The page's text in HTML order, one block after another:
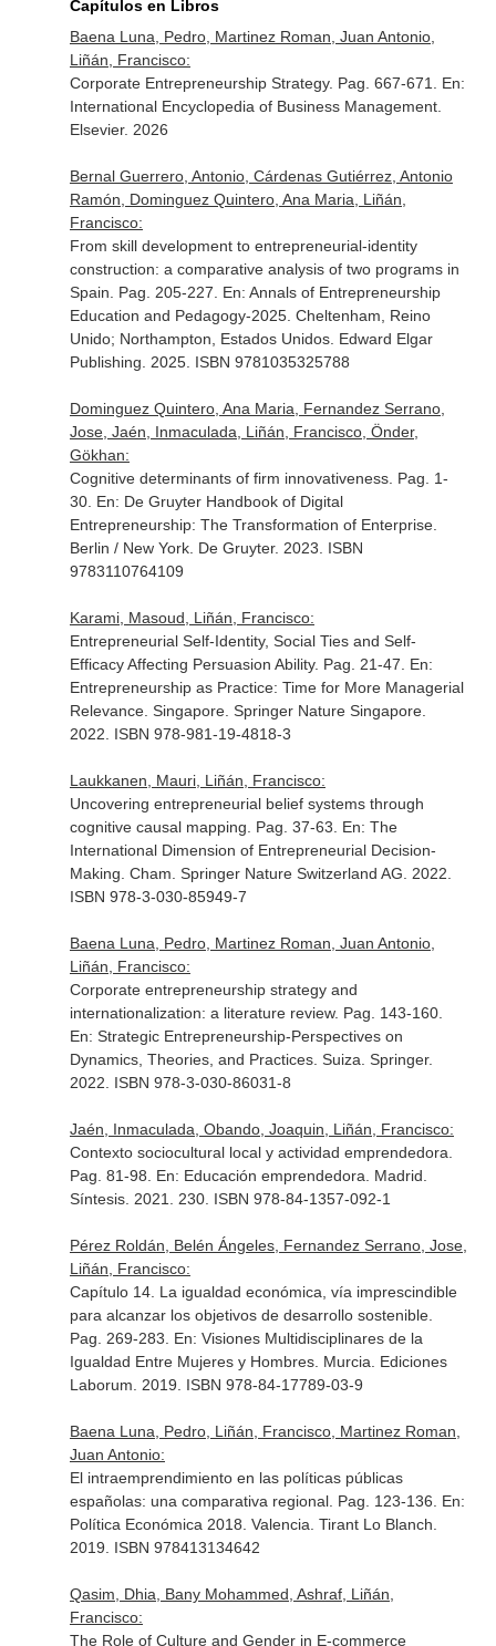
Capítulos en Libros
Baena Luna, Pedro, Martinez Roman, Juan Antonio,
Liñán, Francisco:
Corporate Entrepreneurship Strategy. Pag. 667-671. En:
International Encyclopedia of Business Management.
Elsevier. 2026
Bernal Guerrero, Antonio, Cárdenas Gutiérrez, Antonio
Ramón, Dominguez Quintero, Ana Maria, Liñán,
Francisco:
From skill development to entrepreneurial-identity
construction: a comparative analysis of two programs in
Spain. Pag. 205-227. En: Annals of Entrepreneurship
Education and Pedagogy-2025. Cheltenham, Reino
Unido; Northampton, Estados Unidos. Edward Elgar
Publishing. 2025. ISBN 9781035325788
Dominguez Quintero, Ana Maria, Fernandez Serrano,
Jose, Jaén, Inmaculada, Liñán, Francisco, Önder,
Gökhan:
Cognitive determinants of firm innovativeness. Pag. 1-
30. En: De Gruyter Handbook of Digital
Entrepreneurship: The Transformation of Enterprise.
Berlin / New York. De Gruyter. 2023. ISBN
9783110764109
Karami, Masoud, Liñán, Francisco:
Entrepreneurial Self-Identity, Social Ties and Self-
Efficacy Affecting Persuasion Ability. Pag. 21-47. En:
Entrepreneurship as Practice: Time for More Managerial
Relevance. Singapore. Springer Nature Singapore.
2022. ISBN 978-981-19-4818-3
Laukkanen, Mauri, Liñán, Francisco:
Uncovering entrepreneurial belief systems through
cognitive causal mapping. Pag. 37-63. En: The
International Dimension of Entrepreneurial Decision-
Making . Cham. Springer Nature Switzerland AG. 2022.
ISBN 978-3-030-85949-7
Baena Luna, Pedro, Martinez Roman, Juan Antonio,
Liñán, Francisco:
Corporate entrepreneurship strategy and
internationalization: a literature review. Pag. 143-160.
En: Strategic Entrepreneurship-Perspectives on
Dynamics, Theories, and Practices. Suiza. Springer.
2022. ISBN 978-3-030-86031-8
Jaén, Inmaculada, Obando, Joaquin, Liñán, Francisco:
Contexto sociocultural local y actividad emprendedora.
Pag. 81-98. En: Educación emprendedora . Madrid.
Síntesis. 2021. 230. ISBN 978-84-1357-092-1
Pérez Roldán, Belén Ángeles, Fernandez Serrano, Jose,
Liñán, Francisco:
Capítulo 14. La igualdad económica, vía imprescindible
para alcanzar los objetivos de desarrollo sostenible.
Pag. 269-283. En: Visiones Multidisciplinares de la
Igualdad Entre Mujeres y Hombres. Murcia. Ediciones
Laborum. 2019. ISBN 978-84-17789-03-9
Baena Luna, Pedro, Liñán, Francisco, Martinez Roman,
Juan Antonio:
El intraemprendimiento en las políticas públicas
españolas: una comparativa regional. Pag. 123-136. En:
Política Económica 2018 . Valencia. Tirant Lo Blanch.
2019. ISBN 978413134642
Qasim, Dhia, Bany Mohammed, Ashraf, Liñán,
Francisco:
The Role of Culture and Gender in E-commerce